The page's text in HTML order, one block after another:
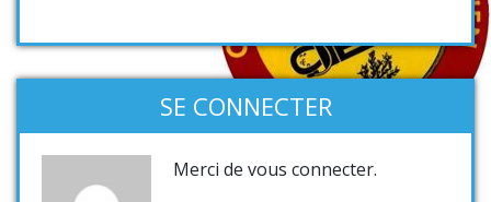
SE CONNECTER
Merci de vous connecter.